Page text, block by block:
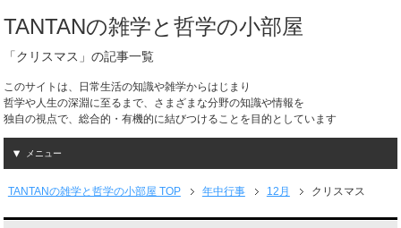
TANTANの雑学と哲学の小部屋
「クリスマス」の記事一覧
このサイトは、日常生活の知識や雑学からはじまり
哲学や人生の深淵に至るまで、さまざまな分野の知識や情報を
独自の視点で、総合的・有機的に結びつけることを目的としています
メニュー
TANTANの雑学と哲学の小部屋 TOP 年中行事 12月 クリスマス